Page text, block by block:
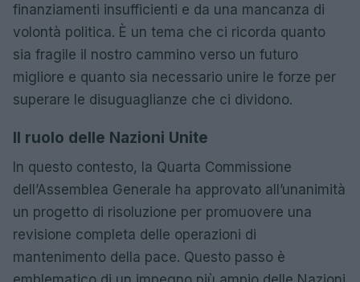
finanziamenti insufficienti e da una mancanza di
volontà politica. È un tema che ci ricorda quanto
sia fragile il nostro cammino verso un futuro
migliore e quanto sia necessario unire le forze per
superare le disuguaglianze che ci dividono.
Il ruolo delle Nazioni Unite
In questo contesto, la Quarta Commissione
dell’Assemblea Generale ha approvato all’unanimità
un progetto di risoluzione per promuovere una
revisione completa delle operazioni di
mantenimento della pace. Questo passo è